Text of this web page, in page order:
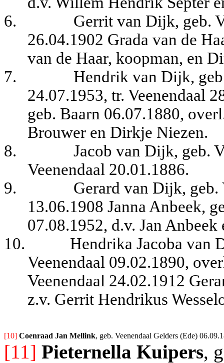
6.
Gerrit van Dijk, geb.
26.04.1902 Grada van de
van de Haar, koopman, en
7.
Hendrik van Dijk,
24.07.1953, tr. Veenendaal
geb. Baarn 06.07.1880,
Brouwer en Dirkje Niezen.
8.
Jacob van Dijk, geb.
Veenendaal 20.01.1886.
9.
Gerard van Dijk, geb.
13.06.1908 Janna Anbeek,
07.08.1952, d.v. Jan Anbeek
10.
Hendrika Jacoba van
Veenendaal 09.02.1890,
Veenendaal 24.02.1912
z.v. Gerrit Hendrikus
[10] Coenraad Jan Mellink, geb. Veenendaal Gelders (Ede)
[11] Pieternella Kuipers,